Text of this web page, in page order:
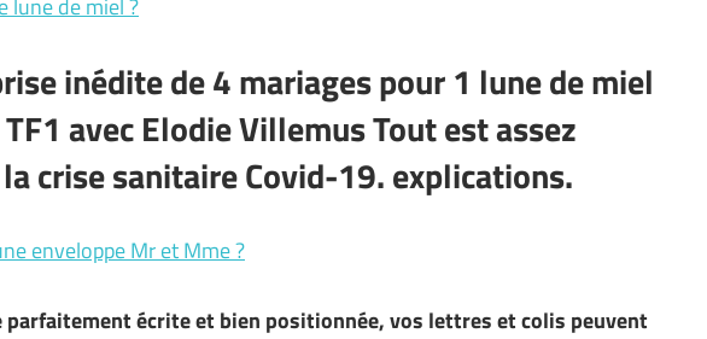
lune de miel ?
inédite de 4 mariages pour 1 lune de miel
avec Elodie Villemus Tout est assez
crise sanitaire Covid-19. explications.
enveloppe Mr et Mme ?
parfaitement écrite et bien positionnée, vos lettres et colis peuvent